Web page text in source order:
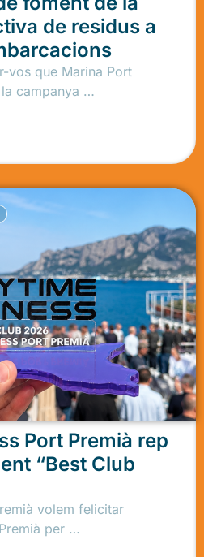
de residus a
vos que Marina Port
la campanya …
Port Premià rep
“Best Club
volem felicitar
per …